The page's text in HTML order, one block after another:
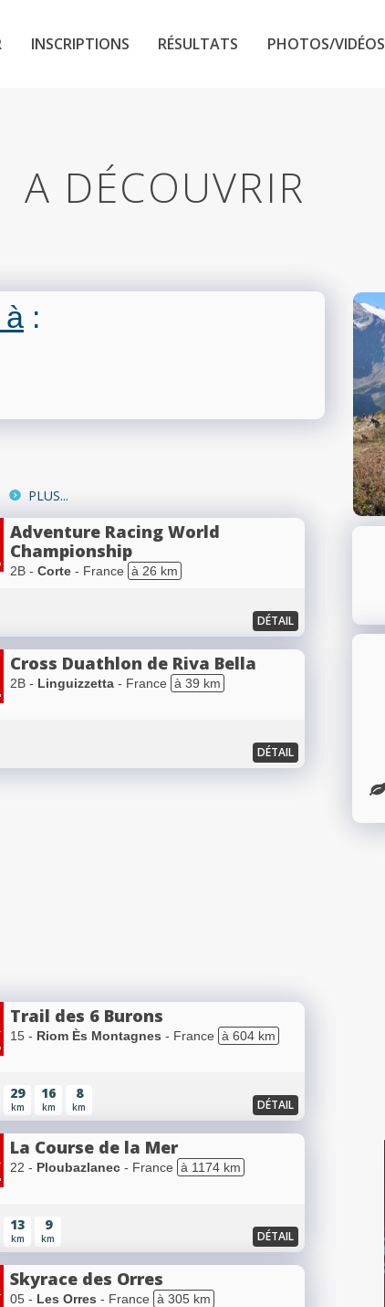
INSCRIPTIONS RÉSULTATS PHOTOS/VIDÉOS
A DÉCOUVRIR
à :
PLUS...
Adventure Racing World
Championship
2B - Corte - France à 26 km
DÉTAIL
Cross Duathlon de Riva Bella
2B - Linguizzetta - France à 39 km
DÉTAIL
Trail des 6 Burons
15 - Riom Ès Montagnes - France à 604 km
29
km
16
km
8
km DÉTAIL
La Course de la Mer
22 - Ploubazlanec - France à 1174 km
13
km
9
km DÉTAIL
Skyrace des Orres
05 - Les Orres - France à 305 km